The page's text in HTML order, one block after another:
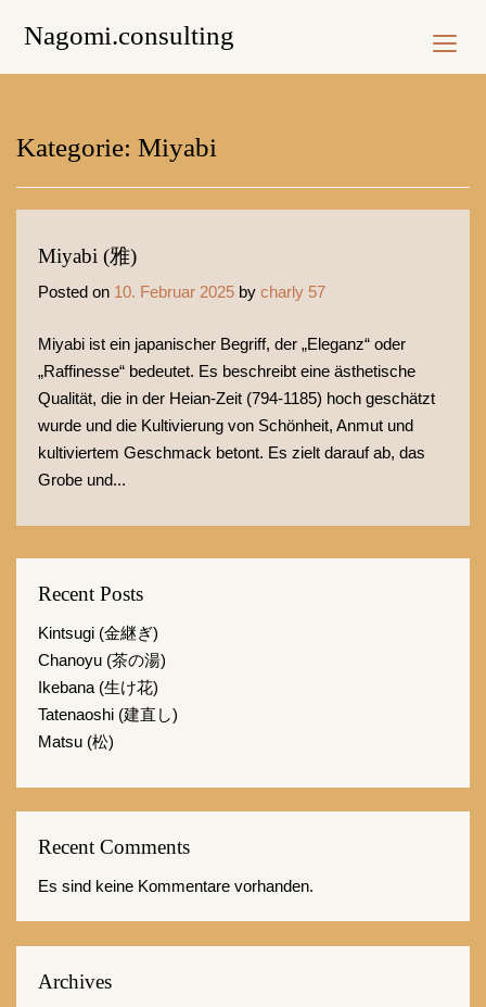
Nagomi.consulting
Kategorie: Miyabi
Miyabi (雅)
Posted on 10. Februar 2025 by charly 57
Miyabi ist ein japanischer Begriff, der „Eleganz“ oder
„Raffinesse“ bedeutet. Es beschreibt eine ästhetische
Qualität, die in der Heian-Zeit (794-1185) hoch geschätzt
wurde und die Kultivierung von Schönheit, Anmut und
kultiviertem Geschmack betont. Es zielt darauf ab, das
Grobe und...
Recent Posts
Kintsugi (金継ぎ)
Chanoyu (茶の湯)
Ikebana (生け花)
Tatenaoshi (建直し)
Matsu (松)
Recent Comments
Es sind keine Kommentare vorhanden.
Archives